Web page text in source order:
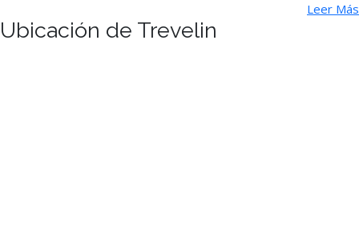
Leer Más
Ubicación de Trevelin